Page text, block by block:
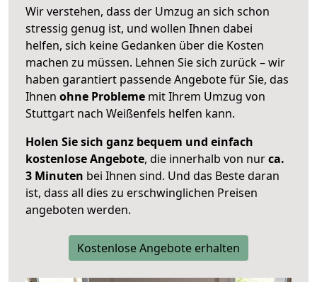
Wir verstehen, dass der Umzug an sich schon
stressig genug ist, und wollen Ihnen dabei
helfen, sich keine Gedanken über die Kosten
machen zu müssen. Lehnen Sie sich zurück – wir
haben garantiert passende Angebote für Sie, das
Ihnen ohne Probleme mit Ihrem Umzug von
Stuttgart nach Weißenfels helfen kann.
Holen Sie sich ganz bequem und einfach
kostenlose Angebote, die innerhalb von nurca.
3 Minuten bei Ihnen sind. Und das Beste daran
ist, dass all dies zu erschwinglichen Preisen
angeboten werden.
Kostenlose Angebote erhalten